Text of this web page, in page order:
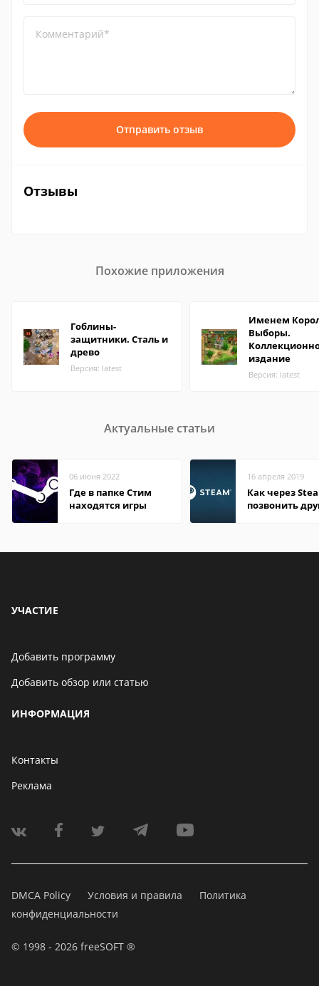
Комментарий*
Отправить отзыв
Отзывы
Похожие приложения
Гоблины-
защитники. Сталь и
древо
Версия: latest
Именем
Выборы.
издание
Версия: latest
Актуальные статьи
06 июня 2022
Где в папке Стим
находятся игры
16 апреля 2019
Как через
позвонить
УЧАСТИЕ
Добавить программу
Добавить обзор или статью
ИНФОРМАЦИЯ
Контакты
Реклама
DMCA Policy Условия и правила
Политика
конфиденциальности
© 1998 - 2026 freeSOFT ®